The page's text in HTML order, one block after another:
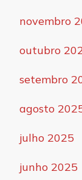
novembro
outubro
setembro
agosto
julho 2025
junho 2025